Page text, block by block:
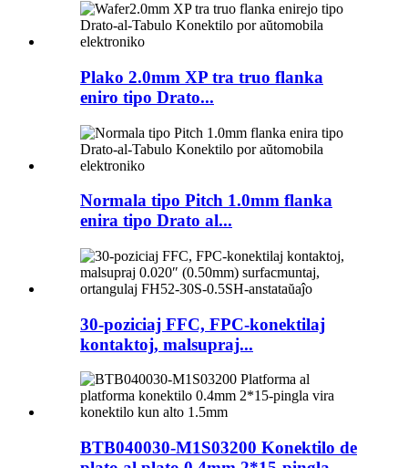
Plako 2.0mm XP tra truo flanka
eniro tipo Drato...
Normala tipo Pitch 1.0mm flanka
enira tipo Drato al...
30-poziciaj FFC, FPC-konektilaj
kontaktoj, malsupraj...
BTB040030-M1S03200 Konektilo de